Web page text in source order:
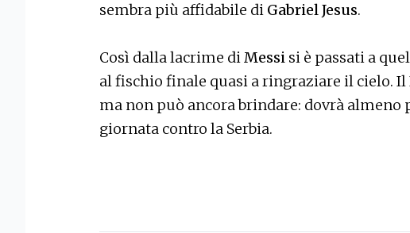
sembra più affidabile di Gabriel Jesus.
Così dalla lacrime diMessi si è passati a
al fischio finale quasi a ringraziare il cielo.
ma non può ancora brindare: dovrà almeno
giornata contro la Serbia.